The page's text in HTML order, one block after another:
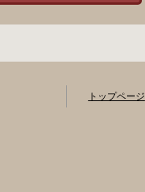
トップページ